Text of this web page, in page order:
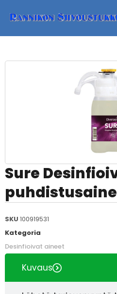
Sure
puhdistusaine
SKU 100919531
Kategoria
Desinfioivat aineet
Kuvaus